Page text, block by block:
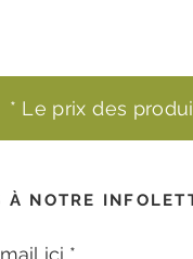
* Le prix des
À NOTRE